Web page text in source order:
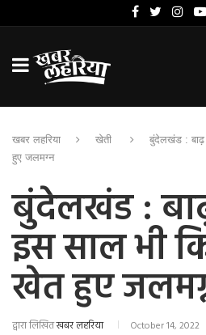
खबर लहरिया खेती
बुंदेलखंड :
हुए जलमग्न
बुंदेलखंड :
इस साल भी
खेत हुए
द्वारा लिखितखबर लहरिया October 14, 2022